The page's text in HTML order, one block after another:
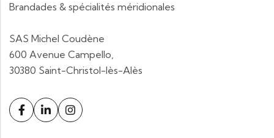
Brandades & spécialités méridionales
SAS Michel Coudène
600 Avenue Campello,
30380 Saint-Christol-lès-Alès